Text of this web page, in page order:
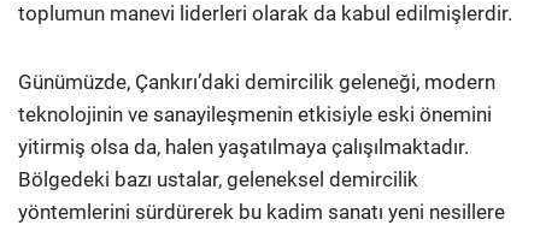
toplumun manevi liderleri olarak da kabul edilmişlerdir.
Günümüzde, Çankırı’daki demircilik geleneği, modern
teknolojinin ve sanayileşmenin etkisiyle eski önemini
yitirmiş olsa da, halen yaşatılmaya çalışılmaktadır.
Bölgedeki bazı ustalar, geleneksel demircilik
yöntemlerini sürdürerek bu kadim sanatı yeni nesillere